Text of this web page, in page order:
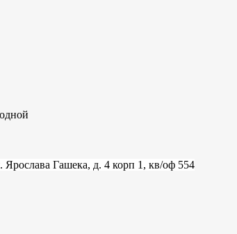
Ярослава Гашека, д. 4 корп 1, кв/оф 554